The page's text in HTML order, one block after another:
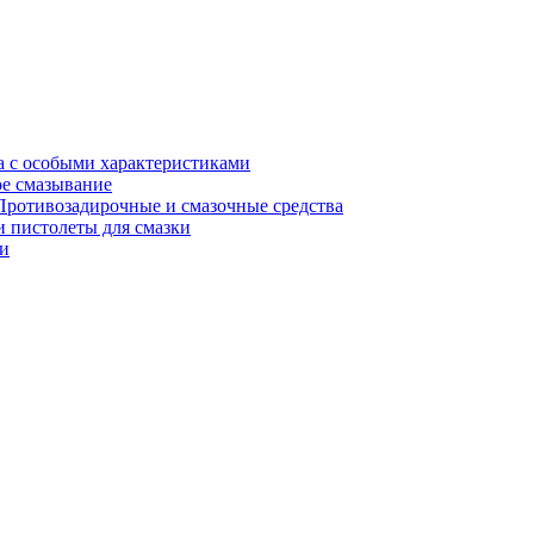
с особыми характеристиками
смазывание
и смазочные средства
для смазки